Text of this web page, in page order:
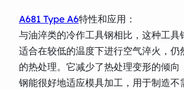
A681 Type A6特性和应用：
与油淬类的冷作工具钢相比，这种工具
适合在较低的温度下进行空气淬火，仍
的热处理。它减少了热处理变形的倾向
钢能很好地适应模具加工，用于制造不